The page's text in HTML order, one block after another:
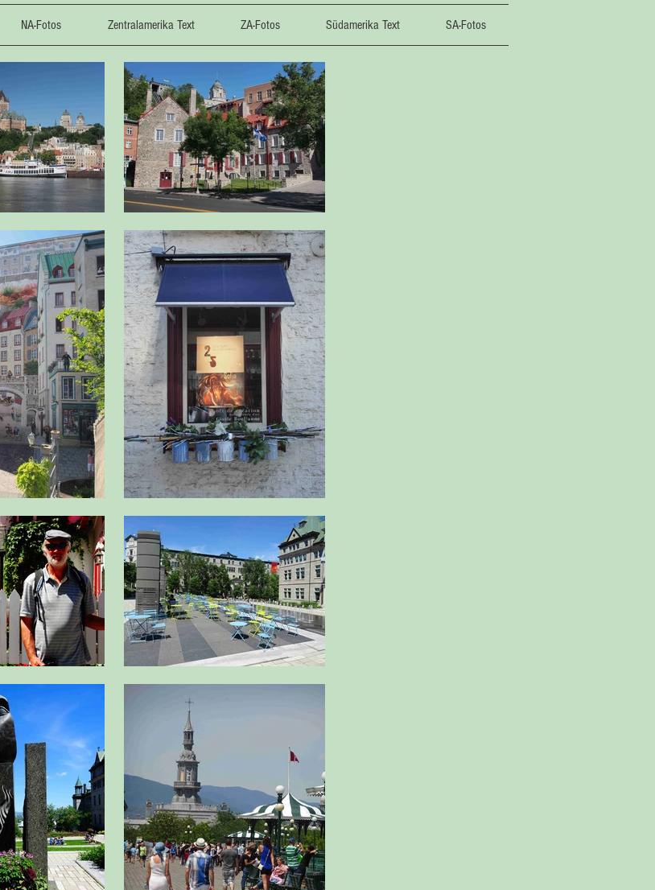
NA-Fotos Zentralamerika Text ZA-Fotos Südamerika Text SA-Fotos